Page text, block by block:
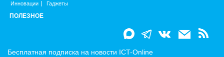
Инновации
Гаджеты
ПОЛЕЗНОЕ
Бесплатная подписка на новости ICT-Online